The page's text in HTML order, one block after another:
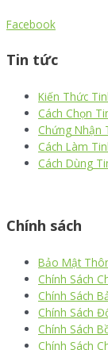
Facebook
Tin tức
Kiến Thức
Cách Chọn
Chứng Nhận
Cách Làm
Cách Dùng
Chính sách
Bảo Mật
Chính Sách
Chính Sách
Chính Sách
Chính Sách
Chính Sách